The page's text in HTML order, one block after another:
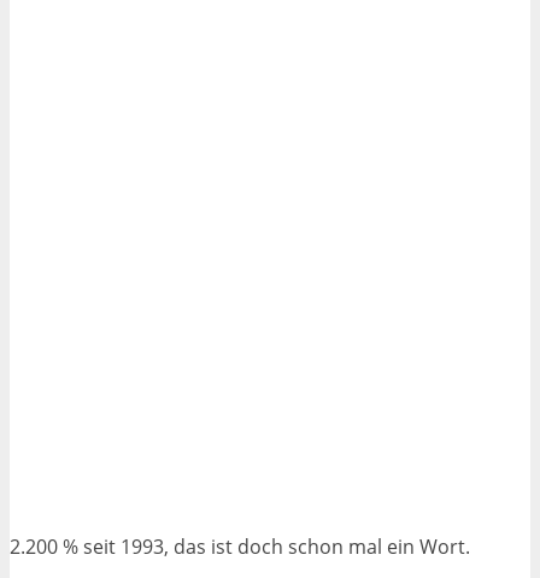
2.200 % seit 1993, das ist doch schon mal ein Wort.